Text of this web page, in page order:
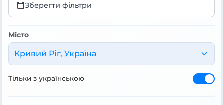
Зберегти фільтри
Місто
Кривий Ріг, Україна
Тільки з українською